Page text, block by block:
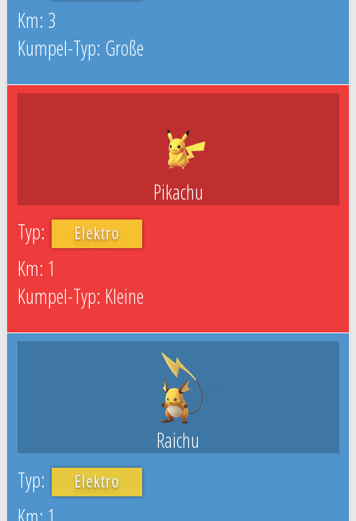
3
Große
Pikachu
Elektro
1
Kleine
Raichu
Elektro